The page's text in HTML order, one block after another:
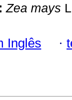
Zea mays
Inglês ·